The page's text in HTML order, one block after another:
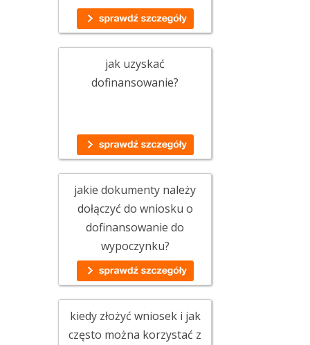
jak uzyskać
dofinansowanie?
jakie dokumenty należy
dołączyć do wniosku o
dofinansowanie do
wypoczynku?
kiedy złożyć wniosek i jak
często można korzystać z